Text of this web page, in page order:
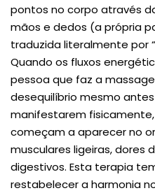
pontos no corpo através
mãos e dedos (a própria
traduzida literalmente por
Quando os fluxos
pessoa que faz a
desequilíbrio mesmo
manifestarem
começam a aparecer no
musculares ligeiras, dores
digestivos. Esta terapia
restabelecer a harmonia